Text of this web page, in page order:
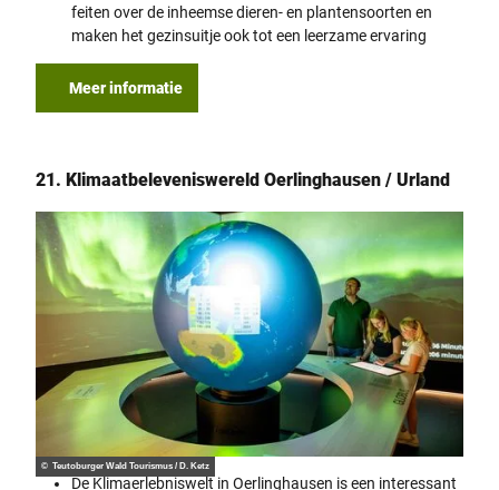
feiten over de inheemse dieren- en plantensoorten en
maken het gezinsuitje ook tot een leerzame ervaring
Meer informatie
21. Klimaatbeleveniswereld Oerlinghausen / Urland
© Teutoburger Wald Tourismus / D. Ketz
De Klimaerlebniswelt in Oerlinghausen is een interessant